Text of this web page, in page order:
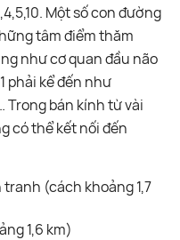
Một số con đường
tâm điểm thăm
như cơ quan đầu não
phải kể đến như
Trong bán kính từ vài
có thể kết nối đến
(cách khoảng 1,7
1,6 km)